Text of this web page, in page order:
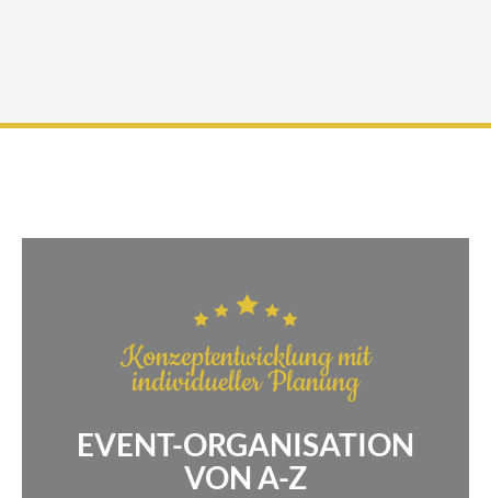
Konzeptentwicklung mit
individueller Planung
EVENT-ORGANISATION
VON A-Z